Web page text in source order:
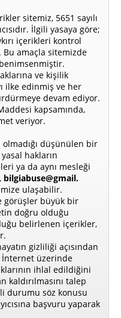
sitemiz, 5651 sayılı
İlgili yasaya göre;
içerikleri kontrol
amaçla sitemizde
ve kişilik
ilke edinmiş ve her
devam ediyor.
kapsamında,
veriyor.
düşünülen bir
hakların
ya da aynı mesleği
bilgiabuse@gmail.
ulaşabilir.
görüşler büyük bir
doğru olduğu
belirlenen içerikler,
gizliliği açısından
üzerinde
ihlal edildiğini
talep
durumu söz konusu
başvuru yaparak